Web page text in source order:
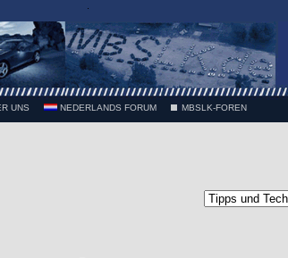
UNS NEDERLANDS FORUM MBSLK-FOREN